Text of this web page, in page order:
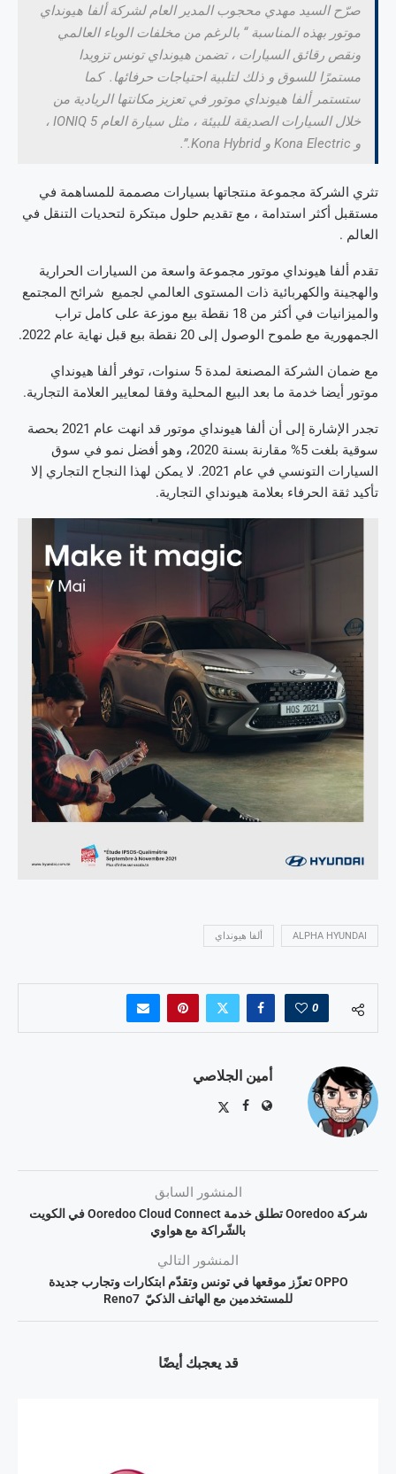
صرّح السيد مهدي محجوب المدير العام لشركة ألفا هيونداي
موتور بهذه المناسبة “ بالرغم من مخلفات الوباء العالمي
ونقص رقائق السيارات ، تضمن هيونداي تونس تزويدا
مستمرًا للسوق و ذلك لتلبية احتياجات حرفائها. كما
ستستمر ألفا هيونداي موتور في تعزيز مكانتها الريادية من
خلال السيارات الصديقة للبيئة ، مثل سيارة العام IONIQ 5 ،
و Kona Electric و Kona Hybrid.”.
تثري الشركة مجموعة منتجاتها بسيارات مصممة للمساهمة في
مستقبل أكثر استدامة ، مع تقديم حلول مبتكرة لتحديات التنقل في
العالم .
تقدم ألفا هيونداي موتور مجموعة واسعة من السيارات الحرارية
والهجينة والكهربائية ذات المستوى العالمي لجميع شرائح المجتمع
والميزانيات في أكثر من 18 نقطة بيع موزعة على كامل تراب
الجمهورية مع طموح الوصول إلى 20 نقطة بيع قبل نهاية عام 2022.
مع ضمان الشركة المصنعة لمدة 5 سنوات، توفر ألفا هيونداي
موتور أيضا خدمة ما بعد البيع المحلية وفقا لمعايير العلامة التجارية.
تجدر الإشارة إلى أن ألفا هيونداي موتور قد انهت عام 2021 بحصة
سوقية بلغت 5% مقارنة بسنة 2020، وهو أفضل نمو في سوق
السيارات التونسي في عام 2021. لا يمكن لهذا النجاح التجاري إلا
تأكيد ثقة الحرفاء بعلامة هيونداي التجارية.
ALPHA HYUNDAI ألفا هيونداي
0
أمين الجلاصي
المنشور السابق
شركة Ooredoo تطلق خدمة Ooredoo Cloud Connect في الكويت
بالشّراكة مع هواوي
المنشور التالي
OPPO تعزّز موقعها في تونس وتقدّم ابتكارات وتجارب جديدة
للمستخدمين مع الهاتف الذكيّ Reno7
قد يعجبك أيضًا